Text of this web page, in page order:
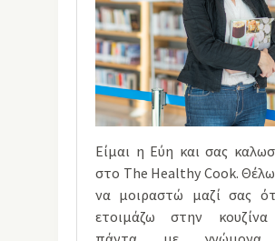
Είμαι η Εύη και σας
στο The Healthy Cook.
να μοιραστώ μαζί σας
ετοιμάζω στην